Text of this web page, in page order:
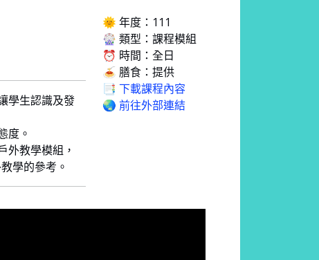
學生認識及發
度。
外教學模組，
學的參考。
🌞 年度：111
🎡 類型：課程模組
⏰ 時間：全日
🍝 膳食：提供
📑 下載課程內容
🌏 前往外部連結